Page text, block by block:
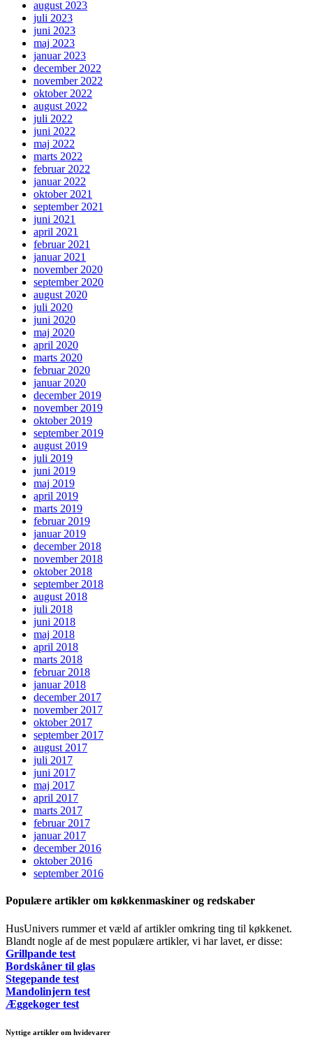
august 2023
juli 2023
juni 2023
maj 2023
januar 2023
december 2022
november 2022
oktober 2022
august 2022
juli 2022
juni 2022
maj 2022
marts 2022
februar 2022
januar 2022
oktober 2021
september 2021
juni 2021
april 2021
februar 2021
januar 2021
november 2020
september 2020
august 2020
juli 2020
juni 2020
maj 2020
april 2020
marts 2020
februar 2020
januar 2020
december 2019
november 2019
oktober 2019
september 2019
august 2019
juli 2019
juni 2019
maj 2019
april 2019
marts 2019
februar 2019
januar 2019
december 2018
november 2018
oktober 2018
september 2018
august 2018
juli 2018
juni 2018
maj 2018
april 2018
marts 2018
februar 2018
januar 2018
december 2017
november 2017
oktober 2017
september 2017
august 2017
juli 2017
juni 2017
maj 2017
april 2017
marts 2017
februar 2017
januar 2017
december 2016
oktober 2016
september 2016
Populære artikler om køkkenmaskiner og redskaber
HusUnivers rummer et væld af artikler omkring ting til køkkenet.
Blandt nogle af de mest populære artikler, vi har lavet, er disse:
Grillpande test
Bordskåner til glas
Stegepande test
Mandolinjern test
Æggekoger test
Nyttige artikler om hvidevarer